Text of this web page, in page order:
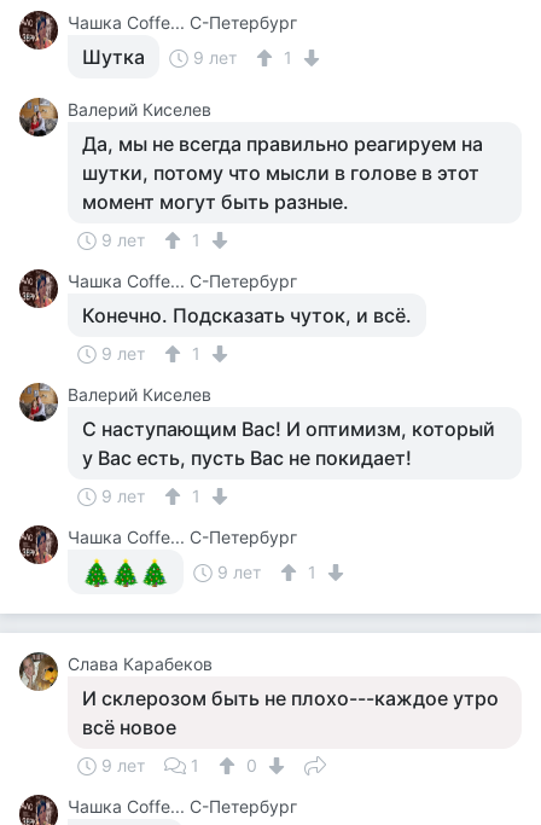
Чашка Cоffe... С-Петербург
Шутка 9 лет 1
Валерий Киселев
Да, мы не всегда правильно реагируем на
шутки, потому что мысли в голове в этот
момент могут быть разные.
9 лет
1
Чашка Cоffe... С-Петербург
Конечно. Подсказать чуток, и всё.
9 лет
1
Валерий Киселев
С наступающим Вас! И оптимизм, который
у Вас есть, пусть Вас не покидает!
9 лет
1
Чашка Cоffe... С-Петербург
9 лет
1
Слава Карабеков
И склерозом быть не плохо---каждое утро
всё новое
9 лет 1
0
Чашка Cоffe... С-Петербург